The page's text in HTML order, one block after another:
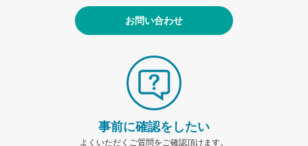
お問い合わせ
事前に確認をしたい
よくいただくご質問をご確認頂けます。